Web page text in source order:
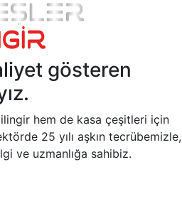
gösteren
hem de kasa çeşitleri için
25 yılı aşkın tecrübemizle,
ve uzmanlığa sahibiz.